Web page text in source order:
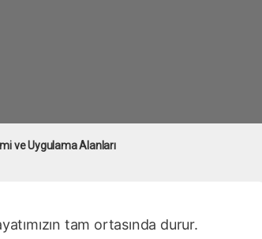
ve Uygulama Alanları
tam ortasında durur.